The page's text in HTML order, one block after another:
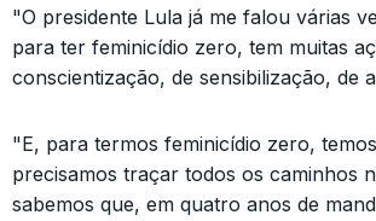
"O presidente Lula já me falou várias
para ter feminicídio zero, tem muitas
conscientização, de sensibilização, de
"E, para termos feminicídio zero,
precisamos traçar todos os caminhos
sabemos que, em quatro anos de